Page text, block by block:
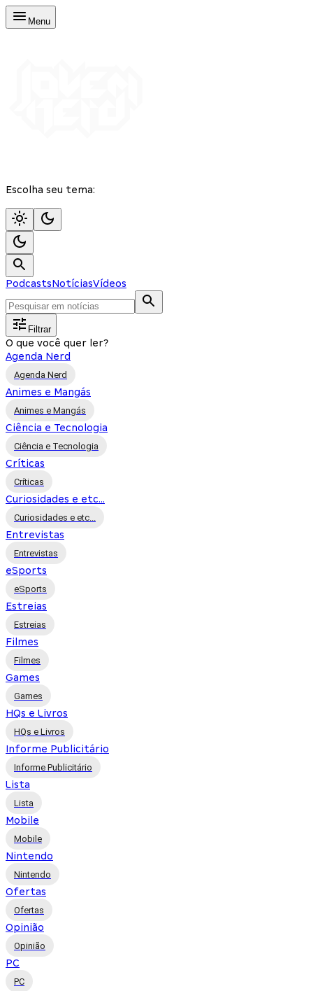
Menu
Escolha seu tema:
PodcastsNotíciasVídeos
Filtrar
O que você quer ler?
Agenda Nerd
Agenda Nerd
Animes e Mangás
Animes e Mangás
Ciência e Tecnologia
Ciência e Tecnologia
Críticas
Críticas
Curiosidades e etc...
Curiosidades e etc...
Entrevistas
Entrevistas
eSports
eSports
Estreias
Estreias
Filmes
Filmes
Games
Games
HQs e Livros
HQs e Livros
Informe Publicitário
Informe Publicitário
Lista
Lista
Mobile
Mobile
Nintendo
Nintendo
Ofertas
Ofertas
Opinião
Opinião
PC
PC